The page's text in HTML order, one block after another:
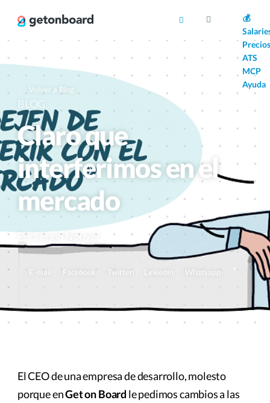
💰
Precios
ATS
MCP
Ayuda
Volver a Blog
Claro que
interferimos en el
mercado
PorSergio Nouvel
E-mail Facebook Twitter LinkedIn Whatsapp
El CEO de una empresa de desarrollo, molesto
porque enGet on Board le pedimos cambios a las